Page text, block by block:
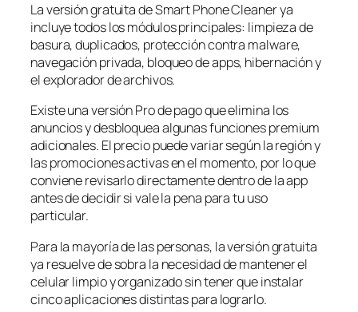
La versión gratuita de Smart Phone Cleaner ya
incluye todos los módulos principales: limpieza de
basura, duplicados, protección contra malware,
navegación privada, bloqueo de apps, hibernación y
el explorador de archivos.
Existe una versión Pro de pago que elimina los
anuncios y desbloquea algunas funciones premium
adicionales. El precio puede variar según la región y
las promociones activas en el momento, por lo que
conviene revisarlo directamente dentro de la app
antes de decidir si vale la pena para tu uso
particular.
Para la mayoría de las personas, la versión gratuita
ya resuelve de sobra la necesidad de mantener el
celular limpio y organizado sin tener que instalar
cinco aplicaciones distintas para lograrlo.